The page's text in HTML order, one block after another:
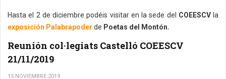
Hasta el 2 de diciembre podéis visitar en la sede del COEESCVla
exposición Palabrapoder de Poetas del Montón.
Reunión col·legiats Castelló COEESCV
21/11/2019
15 NOVIEMBRE 2019